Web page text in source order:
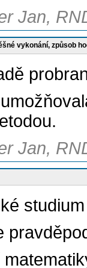
Jan,
vykonání, způsob
Jan,